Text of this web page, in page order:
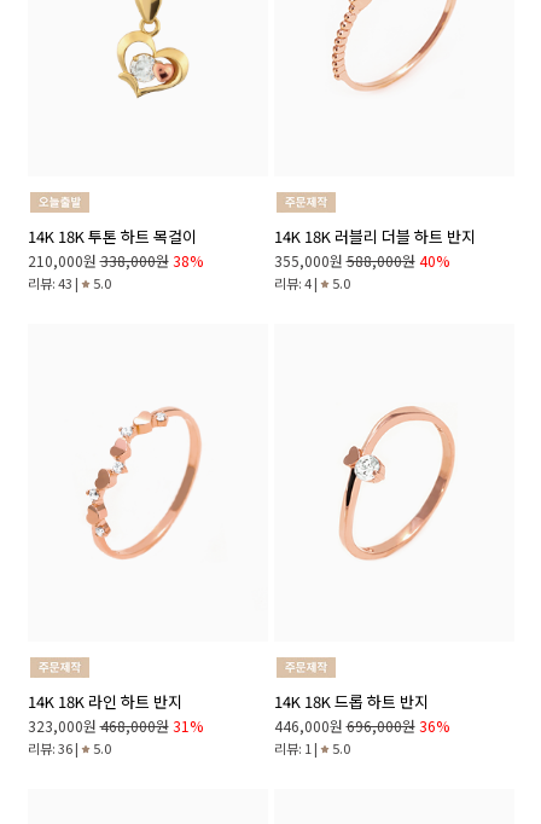
14K 18K 투톤 하트 목걸이
210,000원 338,000원 38%
리뷰: 43 | 5.0
14K 18K 러블리 더블 하트 반지
355,000원 588,000원 40%
리뷰: 4 | 5.0
14K 18K 라인 하트 반지
323,000원 468,000원 31%
리뷰: 36 | 5.0
14K 18K 드롭 하트 반지
446,000원 696,000원 36%
리뷰: 1 | 5.0